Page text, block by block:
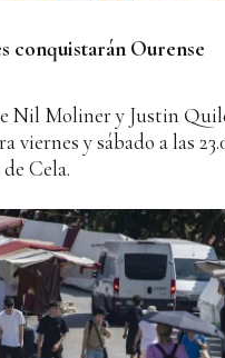
conquistarán Ourense
Nil Moliner y Justin
viernes y sábado a las
Cela.